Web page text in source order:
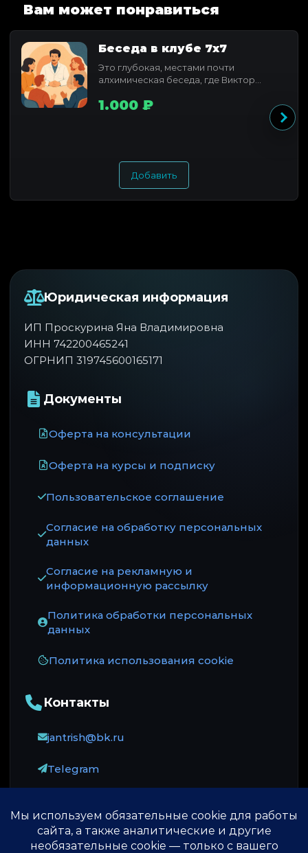
Вам может понравиться
Беседа в клубе 7x7
Это глубокая, местами почти
алхимическая беседа, где Виктор
1.000 ₽
Добавить
Юридическая информация
ИП Проскурина Яна Владимировна
ИНН 742200465241
ОГРНИП 319745600165171
Документы
Оферта на консультации
Оферта на курсы и подписку
Пользовательское соглашение
Согласие на обработку персональных
данных
Согласие на рекламную и
информационную рассылку
Политика обработки персональных
данных
Политика использования cookie
Контакты
jantrish@bk.ru
Telegram
Оплата принимается через ЮKassa: карты